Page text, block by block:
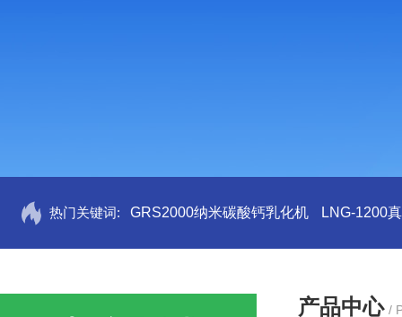
热门关键词: GRS2000纳米碳酸钙乳化机 LNG-1200
产品中心 /